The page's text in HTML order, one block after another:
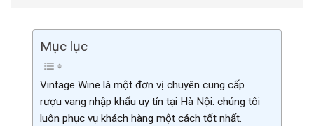
Mục lục
Vintage Wine là một đơn vị chuyên cung cấp
rượu vang nhập khẩu uy tín tại Hà Nội. chúng tôi
luôn phục vụ khách hàng một cách tốt nhất.